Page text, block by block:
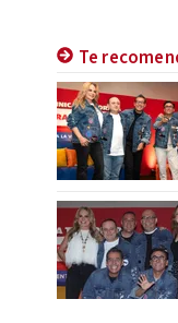
Te